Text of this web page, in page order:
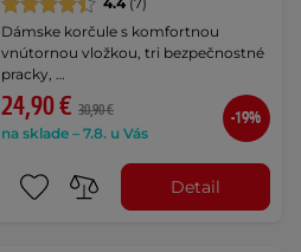
Dámske korčule s komfortnou
vnútornou vložkou, tri bezpečnostné
pracky, …
24,90 € 30,90 €
na sklade – 7.8. u Vás
-19%
Detail